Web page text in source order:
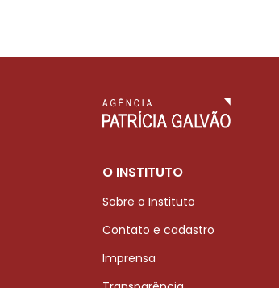
O INSTITUTO
Sobre o Instituto
Contato e cadastro
Imprensa